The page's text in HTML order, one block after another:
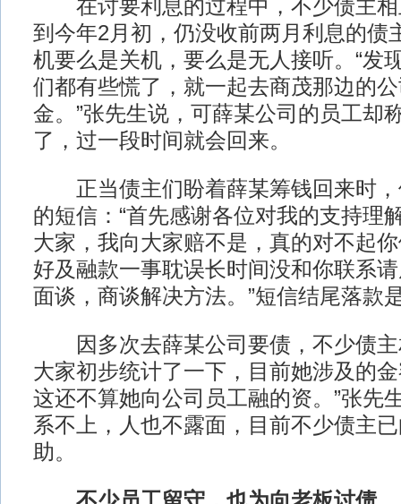
在讨要利息的过程中，不少债主相
到今年2月初，仍没收前两月利息的债
机要么是关机，要么是无人接听。“发
们都有些慌了，就一起去商茂那边的
金。”张先生说，可薛某公司的员工却
了，过一段时间就会回来。
正当债主们盼着薛某筹钱回来时，
的短信：“首先感谢各位对我的支持理
大家，我向大家赔不是，真的对不起
好及融款一事耽误长时间没和你联系
面谈，商谈解决方法。”短信结尾落款
因多次去薛某公司要债，不少债主
大家初步统计了一下，目前她涉及的
这还不算她向公司员工融的资。”张先
系不上，人也不露面，目前不少债主
助。